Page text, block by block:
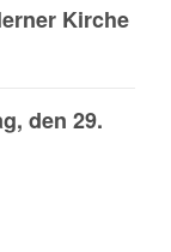
Kirche
den 29.